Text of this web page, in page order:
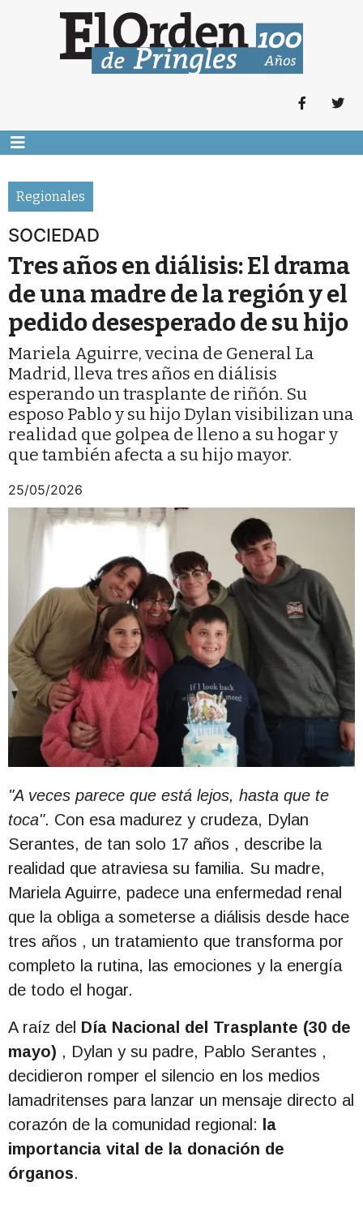
Regionales
SOCIEDAD
Tres años en diálisis: El drama
de una madre de la región y el
pedido desesperado de su hijo
Mariela Aguirre, vecina de General La
Madrid, lleva tres años en diálisis
esperando un trasplante de riñón. Su
esposo Pablo y su hijo Dylan visibilizan una
realidad que golpea de lleno a su hogar y
que también afecta a su hijo mayor.
25/05/2026
"A veces parece que está lejos, hasta que te
toca". Con esa madurez y crudeza, Dylan
Serantes, de tan solo 17 años , describe la
realidad que atraviesa su familia. Su madre,
Mariela Aguirre, padece una enfermedad renal
que la obliga a someterse a diálisis desde hace
tres años , un tratamiento que transforma por
completo la rutina, las emociones y la energía
de todo el hogar.
A raíz del Día Nacional del Trasplante (30 de
mayo) , Dylan y su padre, Pablo Serantes ,
decidieron romper el silencio en los medios
lamadritenses para lanzar un mensaje directo al
corazón de la comunidad regional:
la
importancia vital de la donación de
órganos.